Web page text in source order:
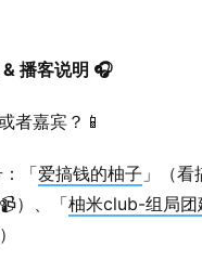
播客说明 🎧
者嘉宾？📱
「爱搞钱的柚子 」（
）、「柚米club-组局团